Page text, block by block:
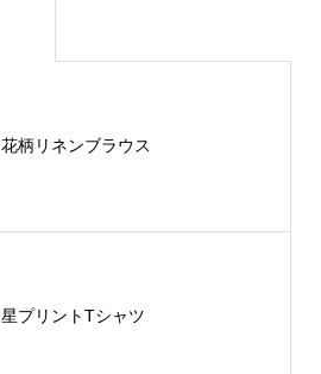
花柄リネンブラウス
星プリントTシャツ